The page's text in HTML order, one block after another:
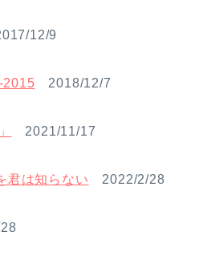
12/9
2015 2018/12/7
2021/11/17
君は知らない 2022/2/28